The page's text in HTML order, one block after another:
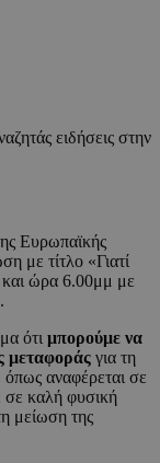
ειδήσεις στην
Ευρωπαϊκής
με τίτλο «Γιατί
ώρα 6.00μμ με
ότι μπορούμε να
μεταφοράς για τη
αναφέρεται σε
σε καλή φυσική
μείωση της